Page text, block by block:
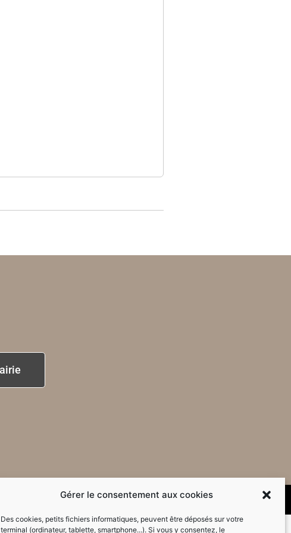
Gérer le consentement aux cookies
Des cookies, petits fichiers informatiques, peuvent être déposés sur votre
terminal (ordinateur, tablette, smartphone...). Si vous y consentez, le